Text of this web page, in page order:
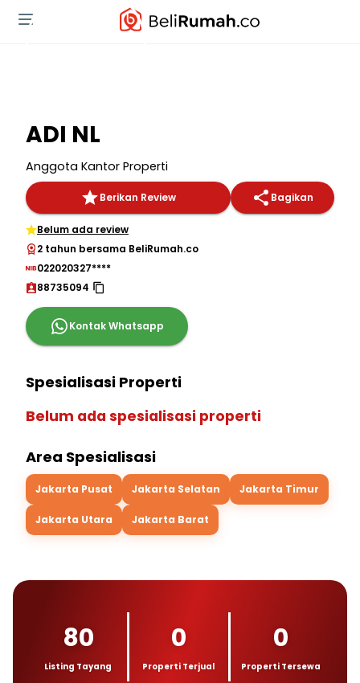
ADI NL
Anggota Kantor Properti
Berikan Review Bagikan
Belum ada review
2 tahun bersama BeliRumah.co
022020327****
88735094
Kontak Whatsapp
Spesialisasi Properti
Belum ada spesialisasi properti
Area Spesialisasi
Jakarta Pusat Jakarta Selatan Jakarta Timur
Jakarta Utara Jakarta Barat
80
Listing Tayang
0
Properti Terjual
0
Properti Tersewa